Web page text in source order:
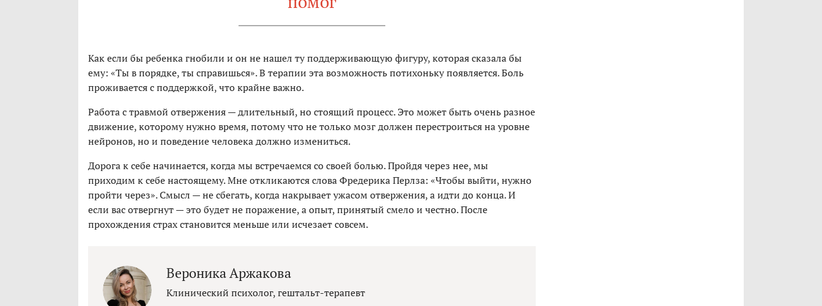
Как если бы ребенка гнобили и он не нашел ту поддерживающую фигуру, которая сказала бы
ему: «Ты в порядке, ты справишься». В терапии эта возможность потихоньку появляется. Боль
проживается с поддержкой, что крайне важно.
Работа с травмой отвержения — длительный, но стоящий процесс. Это может быть очень разное
движение, которому нужно время, потому что не только мозг должен перестроиться на уровне
нейронов, но и поведение человека должно измениться.
Дорога к себе начинается, когда мы встречаемся со своей болью. Пройдя через нее, мы
приходим к себе настоящему. Мне откликаются слова Фредерика Перлза: «Чтобы выйти, нужно
пройти через». Смысл — не сбегать, когда накрывает ужасом отвержения, а идти до конца. И
если вас отвергнут — это будет не поражение, а опыт, принятый смело и честно. После
прохождения страх становится меньше или исчезает совсем.
Вероника Аржакова
Клинический психолог, гештальт-терапевт